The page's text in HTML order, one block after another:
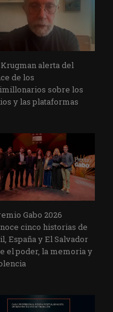
alerta del
de los
sobre los
y las plataformas
Gabo 2026
cinco historias de
España y El Salvador
el poder, la memoria y